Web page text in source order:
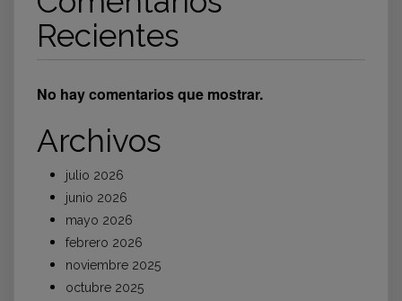
Recientes
No hay comentarios que mostrar.
Archivos
julio 2026
junio 2026
mayo 2026
febrero 2026
noviembre 2025
octubre 2025